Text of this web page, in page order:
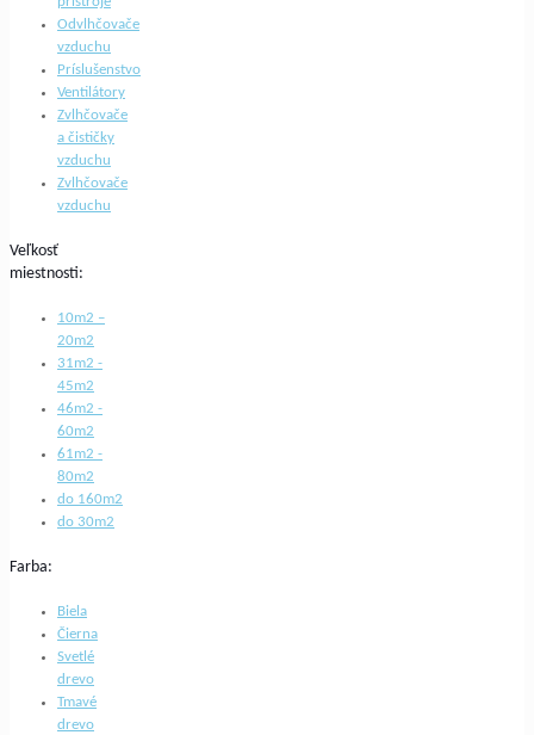
Odvlhčovače
vzduchu
Príslušenstvo
Ventilátory
Zvlhčovače
a čističky
vzduchu
Zvlhčovače
vzduchu
Veľkosť
miestnosti:
10m2 –
20m2
31m2 -
45m2
46m2 -
60m2
61m2 -
80m2
do 160m2
do 30m2
Farba:
Biela
Čierna
Svetlé
drevo
Tmavé
drevo